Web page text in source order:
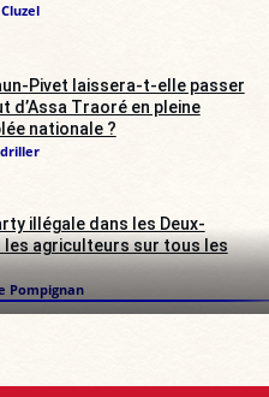
Pivet laissera-t-elle passer
d’Assa Traoré en pleine
nationale ?
illégale dans les Deux-
les agriculteurs sur tous les
Pompignan